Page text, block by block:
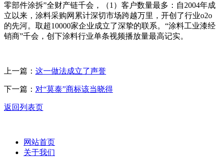
零部件涂拆”全财产链千会，（1）客户数量最多：自2004年成
立以来，涂料采购网累计深切市场跨越万里，开创了行业o2o
的先河。取超10000家企业成立了深挚的联系。“涂料工业漆经
销商”千会，创下涂料行业单条视频播放量最高记实。
上一篇： 这一做法成立了声誉
下一篇： 对“莫泰”商标该当晓得
返回列表页
网站首页
关于我们